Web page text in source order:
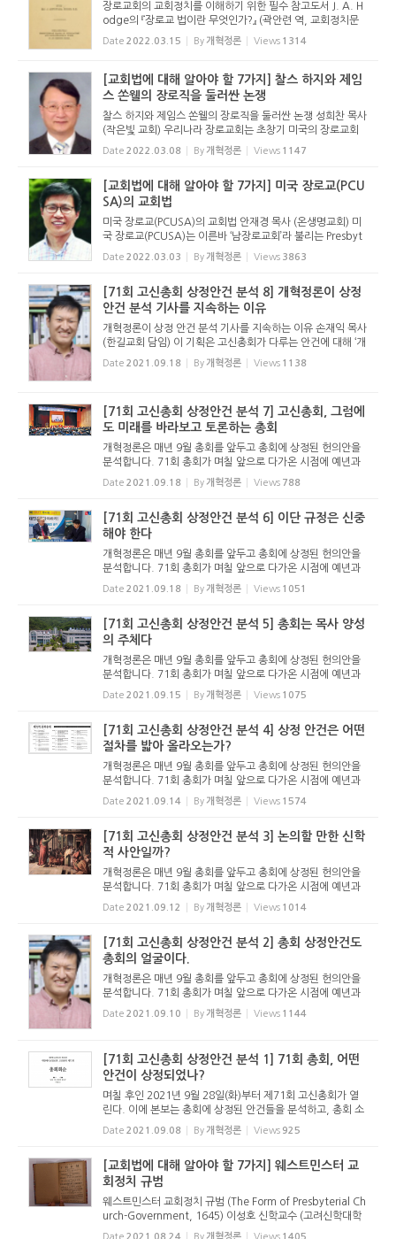
장로교회의 교회정치를 이해하기 위한 필수 참고도서 J. A. H
odge의 『장로교 법이란 무엇인가?』 (곽안련 역, 교회정치문
답조례) 손재익 목사 (한길교회 담임) J. A. 하지의 저서 『장로
교 법이란 무엇인가?』 1886년 J. A. 하지(John Aspinwall H
Date 2022.03.15 By 개혁정론 Views 1314
[교회법에 대해 알아야 할 7가지] 찰스 하지와 제임
스 쏜웰의 장로직을 둘러싼 논쟁
찰스 하지와 제임스 쏜웰의 장로직을 둘러싼 논쟁 성희찬 목사
(작은빛 교회) 우리나라 장로교회는 초창기 미국의 장로교회
로부터 많은 영향을 받았다. 특히 장로 직분과 관련하여 받은
영향은 지금도 한국 장로교회 여러 교단이 가진 헌법의 교회정
Date 2022.03.08 By 개혁정론 Views 1147
[교회법에 대해 알아야 할 7가지] 미국 장로교(PCU
SA)의 교회법
미국 장로교(PCUSA)의 교회법 안재경 목사 (온생명교회) 미
국 장로교(PCUSA)는 이른바 ‘남장로교회’라 불리는 Presbyt
erian Church in the U.S. (PCUS)와 ‘북장로교회’인 United
Presbyterian Church in the U.S.A. (UPCUSA)이 결합...
Date 2022.03.03 By 개혁정론 Views 3863
[71회 고신총회 상정안건 분석 8] 개혁정론이 상정
안건 분석 기사를 지속하는 이유
개혁정론이 상정 안건 분석 기사를 지속하는 이유 손재익 목사
(한길교회 담임) 이 기획은 고신총회가 다루는 안건에 대해 ‘개
혁주의 신학과 장로회 정치’의 관점에서 바르게 분석하는 기사
로서, 안건이 어떠한 내용인지, 어떻게 결의하는 것인지...
Date 2021.09.18 By 개혁정론 Views 1138
[71회 고신총회 상정안건 분석 7] 고신총회, 그럼에
도 미래를 바라보고 토론하는 총회
개혁정론은 매년 9월 총회를 앞두고 총회에 상정된 헌의안을
분석합니다. 71회 총회가 며칠 앞으로 다가온 시점에 예년과
마찬가지로 분석 기사를 올립니다. 이 기사를 통해 71회 총회
를 조망해 보고, 기도하는 독자들이 되시길 기대합니다. - 편집
Date 2021.09.18 By 개혁정론 Views 788
[71회 고신총회 상정안건 분석 6] 이단 규정은 신중
해야 한다
개혁정론은 매년 9월 총회를 앞두고 총회에 상정된 헌의안을
분석합니다. 71회 총회가 며칠 앞으로 다가온 시점에 예년과
마찬가지로 분석 기사를 올립니다. 이 기사를 통해 71회 총회
를 조망해 보고, 기도하는 독자들이 되시길 기대합니다. - 편집
Date 2021.09.18 By 개혁정론 Views 1051
[71회 고신총회 상정안건 분석 5] 총회는 목사 양성
의 주체다
개혁정론은 매년 9월 총회를 앞두고 총회에 상정된 헌의안을
분석합니다. 71회 총회가 며칠 앞으로 다가온 시점에 예년과
마찬가지로 분석 기사를 올립니다. 이 기사를 통해 71회 총회
를 조망해 보고, 기도하는 독자들이 되시길 기대합니다. - 편집
Date 2021.09.15 By 개혁정론 Views 1075
[71회 고신총회 상정안건 분석 4] 상정 안건은 어떤
절차를 밟아 올라오는가?
개혁정론은 매년 9월 총회를 앞두고 총회에 상정된 헌의안을
분석합니다. 71회 총회가 며칠 앞으로 다가온 시점에 예년과
마찬가지로 분석 기사를 올립니다. 이 기사를 통해 71회 총회
를 조망해 보고, 기도하는 독자들이 되시길 기대합니다. - 편집
Date 2021.09.14 By 개혁정론 Views 1574
[71회 고신총회 상정안건 분석 3] 논의할 만한 신학
적 사안일까?
개혁정론은 매년 9월 총회를 앞두고 총회에 상정된 헌의안을
분석합니다. 71회 총회가 며칠 앞으로 다가온 시점에 예년과
마찬가지로 분석 기사를 올립니다. 이 기사를 통해 71회 총회
를 조망해 보고, 기도하는 독자들이 되시길 기대합니다. - 편집
Date 2021.09.12 By 개혁정론 Views 1014
[71회 고신총회 상정안건 분석 2] 총회 상정안건도
총회의 얼굴이다.
개혁정론은 매년 9월 총회를 앞두고 총회에 상정된 헌의안을
분석합니다. 71회 총회가 며칠 앞으로 다가온 시점에 예년과
마찬가지로 분석 기사를 올립니다. 이 기사를 통해 71회 총회
를 조망해 보고, 기도하는 독자들이 되시길 기대합니다. - 편집
Date 2021.09.10 By 개혁정론 Views 1144
[71회 고신총회 상정안건 분석 1] 71회 총회, 어떤
안건이 상정되었나?
며칠 후인 2021년 9월 28일(화)부터 제71회 고신총회가 열
린다. 이에 본보는 총회에 상정된 안건들을 분석하고, 총회 소
식을 전하려고 한다. 그 첫 기사로 총회에 상정된 안건들에는
어떤 것들이 있는지를 싣는다. - 편집자 주 제71회 총회, 어떤
Date 2021.09.08 By 개혁정론 Views 925
[교회법에 대해 알아야 할 7가지] 웨스트민스터 교
회정치 규범
웨스트민스터 교회정치 규범 (The Form of Presbyterial Ch
urch-Government, 1645) 이성호 신학교수 (고려신학대학
원) 웨스트민스터 총회에서 작성된 4가지 문서(신앙고백서(co